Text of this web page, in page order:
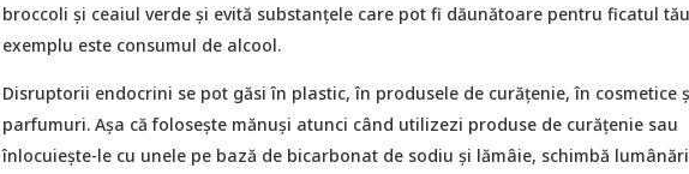
broccoli și ceaiul verde și evită substanțele care pot fi dăunătoare pentru ficatul
exemplu este consumul de alcool.
Disruptorii endocrini se pot găsi în plastic, în produsele de curățenie, în cosmetice
parfumuri. Așa că folosește mănuși atunci când utilizezi produse de curățenie sau
înlocuiește-le cu unele pe bază de bicarbonat de sodiu și lămâie, schimbă